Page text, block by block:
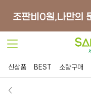
신상품 BEST 소량구매